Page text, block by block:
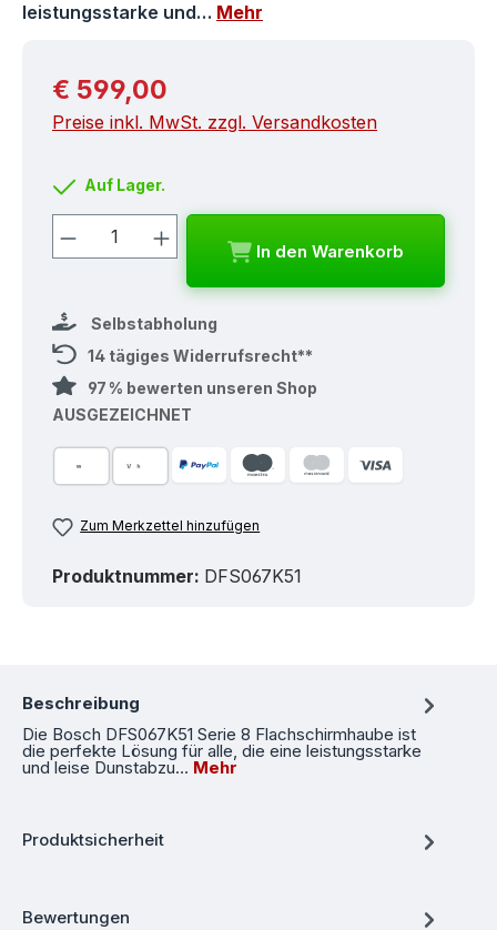
leistungsstarke und… Mehr
Regulärer Preis:
€ 599,00
Preise inkl. MwSt. zzgl. Versandkosten
Auf Lager.
Produkt Anzahl: Gib den
In den Warenkorb
Selbstabholung
14 tägiges Widerrufsrecht**
97 % bewerten unseren Shop
AUSGEZEICHNET
Zum Merkzettel hinzufügen
Produktnummer: DFS067K51
Beschreibung
Die Bosch DFS067K51 Serie 8 Flachschirmhaube ist
die perfekte Lösung für alle, die eine leistungsstarke
und leise Dunstabzu… Mehr
Produktsicherheit
Bewertungen